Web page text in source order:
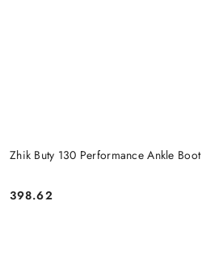
Zhik Buty 130 Performance Ankle Boot
Cena:
398.62